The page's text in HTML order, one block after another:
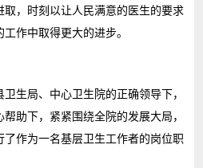
，时刻以让人民满意的医生的要求
作中取得更大的进步。
生局、中心卫生院的正确领导下，
助下，紧紧围绕全院的发展大局，
作为一名基层卫生工作者的岗位职